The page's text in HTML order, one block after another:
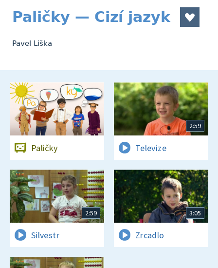
Paličky — Cizí jazyk
Pavel Liška
Paličky
2:59
Televize
2:59
Silvestr
3:05
Zrcadlo